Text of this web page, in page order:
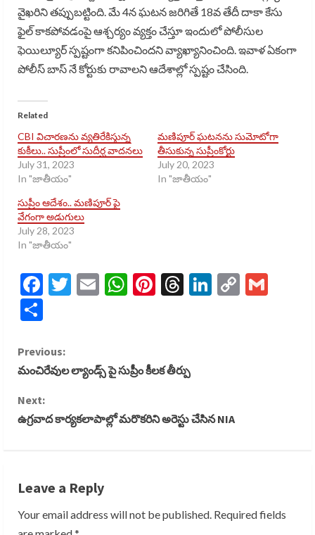
వైఖరిని తప్పుబట్టింది. మే 4న ఘటన జరిగితే 18వ తేదీ దాకా కేసు
ఫైల్ కాకపోవడంపై ఆశ్చర్యం వ్యక్తం చేస్తూ ఇందులో పోలీసుల
ఫెయిల్యూర్ స్పష్టంగా కనిపించిందని వ్యాఖ్యానించింది. ఇవాళ ఏకంగా
పోలీస్ బాస్ నే కోర్టుకు రావాలని ఆదేశాల్లో స్పష్టం చేసింది.
Related
CBI విచారణను వ్యతిరేకిస్తున్న
కుకీలు.. సుప్రీంలో సుదీర్ఘ వాదనలు
July 31, 2023
In "జాతీయం"
మణిపూర్ ఘటనను సుమోటోగా
తీసుకున్న సుప్రీంకోర్టు
July 20, 2023
In "జాతీయం"
సుప్రీం ఆదేశం.. మణిపూర్ పై
వేగంగా అడుగులు
July 28, 2023
In "జాతీయం"
Facebook
Twitter
EmailWhatsApp
Pinterest
Threads
LinkedIn
Copy
C
n
n
Previous:
మంచిరేవుల ల్యాండ్స్ పై సుప్రీం కీలక తీర్పు
Next:
ఉగ్రవాద కార్యకలాపాల్లో మరొకరిని అరెస్టు చేసిన NIA
Leave a Reply
Your email address will not be published. Required fields